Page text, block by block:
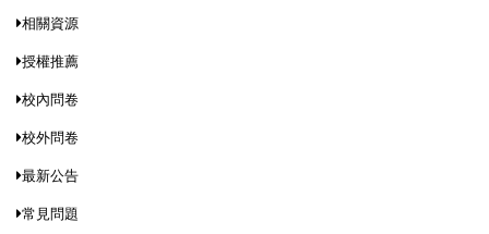
相關資源
授權推薦
校內問卷
校外問卷
最新公告
常見問題